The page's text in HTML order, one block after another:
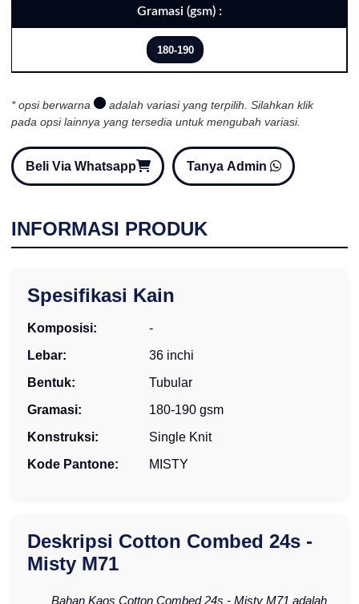
Gramasi (gsm) :
180-190
* opsi berwarna
adalah variasi yang terpilih. Silahkan klik
pada opsi lainnya yang tersedia untuk mengubah variasi.
Beli Via Whatsapp Tanya Admin
INFORMASI PRODUK
Spesifikasi Kain
Komposisi:
-
Lebar:
36 inchi
Bentuk:
Tubular
Gramasi:
180-190 gsm
Konstruksi:
Single Knit
Kode Pantone:
MISTY
Deskripsi Cotton Combed 24s -
Misty M71
Bahan Kaos Cotton Combed 24s - Misty M71 adalah